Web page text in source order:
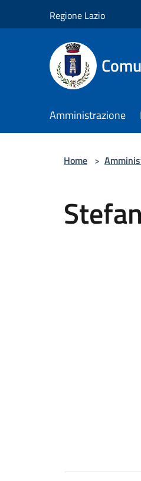
Regione Lazio
Amministrazione
Home >